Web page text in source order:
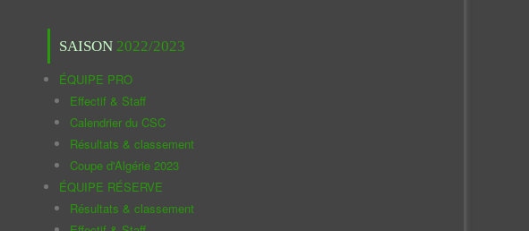
SAISON 2022/2023
ÉQUIPE PRO
Effectif & Staff
Calendrier du CSC
Résultats & classement
Coupe d'Algérie 2023
ÉQUIPE RÉSERVE
Résultats & classement